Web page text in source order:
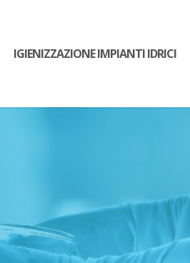
IGIENIZZAZIONE IMPIANTI IDRICI